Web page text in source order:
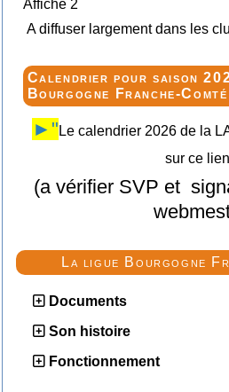
La ligue Bourgogne
Documents
Son histoire
Fonctionnement
Affiche 2
A diffuser largement dans les
Calendrier pour saison
Bourgogne Franche-Comté
►" Le calendrier 2026 de la
sur ce lien
(a vérifier SVP et